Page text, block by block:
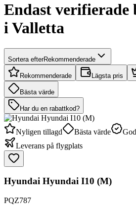
Endast
i Valletta
Sortera efterRekommenderade
Rekommenderade Lägsta pris
Bästa värde
Har du en rabattkod?
Nyligen tillagd Bästa värde
Leverans på flygplats
Hyundai Hyundai I10 (M)
PQZ787